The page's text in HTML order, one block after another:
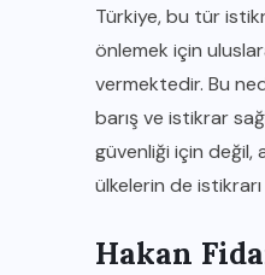
Türkiye, bu tür
önlemek için
vermektedir. Bu
barış ve istikrar
güvenliği için değil,
ülkelerin de
Hakan